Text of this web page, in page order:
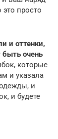
просто
и оттенки,
очень
которые
и указала
и
и будете